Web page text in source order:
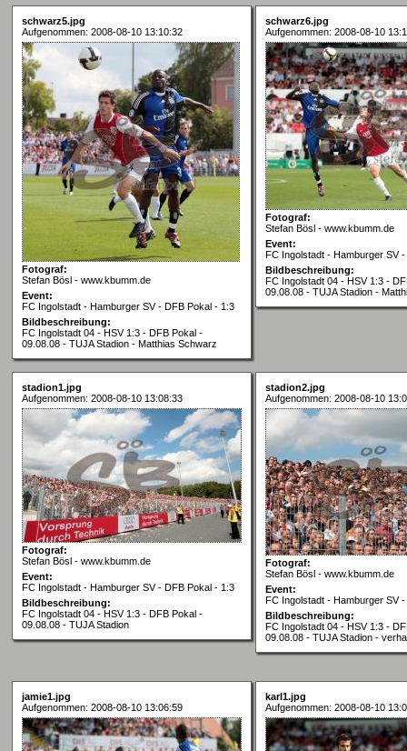
schwarz5.jpg
Aufgenommen: 2008-08-10 13:10:32
Fotograf:
Stefan Bösl - www.kbumm.de
Event:
FC Ingolstadt - Hamburger SV - DFB Pokal - 1:3
Bildbeschreibung:
FC Ingolstadt 04 - HSV 1:3 - DFB Pokal -
09.08.08 - TUJA Stadion - Matthias Schwarz
schwarz6.jpg
Aufgenommen: 2008-08-10
Fotograf:
Stefan Bösl - www.kbumm.de
Event:
FC Ingolstadt - Hamburger SV
Bildbeschreibung:
FC Ingolstadt 04 - HSV 1:3 -
09.08.08 - TUJA Stadion -
stadion1.jpg
Aufgenommen: 2008-08-10 13:08:33
Fotograf:
Stefan Bösl - www.kbumm.de
Event:
FC Ingolstadt - Hamburger SV - DFB Pokal - 1:3
Bildbeschreibung:
FC Ingolstadt 04 - HSV 1:3 - DFB Pokal -
09.08.08 - TUJA Stadion
stadion2.jpg
Aufgenommen: 2008-08-10
Fotograf:
Stefan Bösl - www.kbumm.de
Event:
FC Ingolstadt - Hamburger SV
Bildbeschreibung:
FC Ingolstadt 04 - HSV 1:3 -
09.08.08 - TUJA Stadion -
jamie1.jpg
Aufgenommen: 2008-08-10 13:06:59
karl1.jpg
Aufgenommen: 2008-08-10